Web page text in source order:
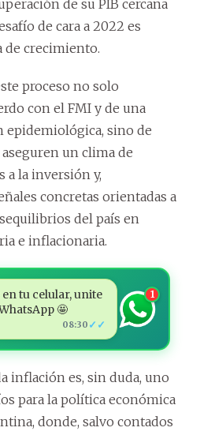
de su PIB cercana
de cara a 2022 es
de crecimiento.
proceso no solo
con el FMI y de una
epidemiológica, sino de
un clima de
a la inversión y,
concretas orientadas a
del país en
e inflacionaria.
tu celular, unite
🤩
08:30 ✓✓
1
inflación es, sin duda, uno
para la política económica
donde, salvo contados